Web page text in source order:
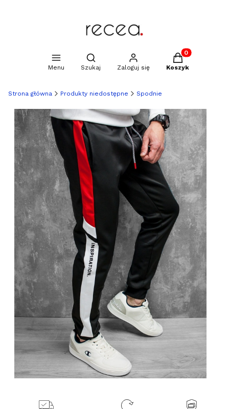
Menu
Otwórz wyszukiwarkę
Szukaj Zaloguj się
Produkty w
Koszyk
Strona główna Produkty niedostępne Spodnie